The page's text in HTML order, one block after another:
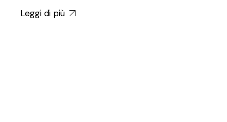
Leggi di più